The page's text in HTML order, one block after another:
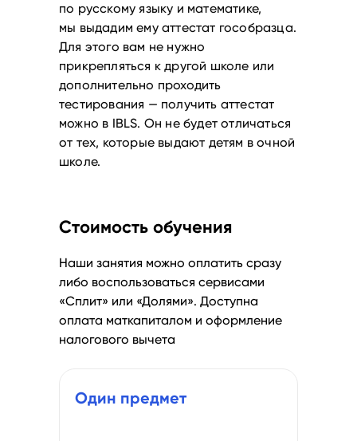
по русскому языку и математике,
мы выдадим ему аттестат гособразца.
Для этого вам не нужно
прикрепляться к другой школе или
дополнительно проходить
тестирования — получить аттестат
можно в IBLS. Он не будет отличаться
от тех, которые выдают детям в очной
школе.
Стоимость обучения
Один предмет
Наши занятия можно оплатить сразу
либо воспользоваться сервисами
«Сплит» или «Долями». Доступна
оплата маткапиталом и оформление
налогового вычета